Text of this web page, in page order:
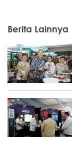
Berita Lainnya